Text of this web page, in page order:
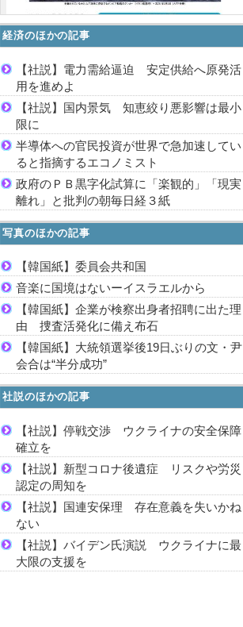
経済のほかの記事
【社説】電力需給逼迫 安定供給へ原発活
用を進めよ
【社説】国内景気 知恵絞り悪影響は最小
限に
半導体への官民投資が世界で急加速してい
ると指摘するエコノミスト
政府のＰＢ黒字化試算に「楽観的」「現実
離れ」と批判の朝毎日経３紙
写真のほかの記事
【韓国紙】委員会共和国
音楽に国境はないーイスラエルから
【韓国紙】企業が検察出身者招聘に出た理
由 捜査活発化に備え布石
【韓国紙】大統領選挙後19日ぶりの文・尹
会合は“半分成功”
社説のほかの記事
【社説】停戦交渉 ウクライナの安全保障
確立を
【社説】新型コロナ後遺症 リスクや労災
認定の周知を
【社説】国連安保理 存在意義を失いかね
ない
【社説】バイデン氏演説 ウクライナに最
大限の支援を